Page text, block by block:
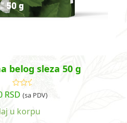
belog sleza 50 g
Ocenjeno
sa5.00od
RSD (sa PDV)
u korpu